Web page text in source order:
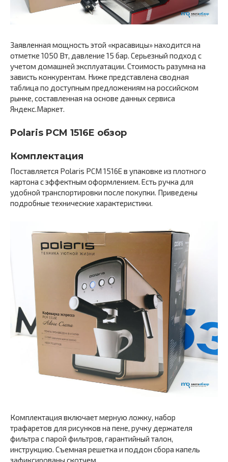
Заявленная мощность этой «красавицы» находится на
отметке 1050 Вт, давление 15 бар. Серьезный подход с
учетом домашней эксплуатации. Стоимость разумна на
зависть конкурентам. Ниже представлена сводная
таблица по доступным предложениям на российском
рынке, составленная на основе данных сервиса
Яндекс.Маркет.
Polaris PCM 1516E обзор
Комплектация
Поставляется Polaris PCM 1516E в упаковке из плотного
картона с эффектным оформлением. Есть ручка для
удобной транспортировки после покупки. Приведены
подробные технические характеристики.
Комплектация включает мерную ложку, набор
трафаретов для рисунков на пене, ручку держателя
фильтра с парой фильтров, гарантийный талон,
инструкцию. Съемная решетка и поддон сбора капель
зафиксированы скотчем.